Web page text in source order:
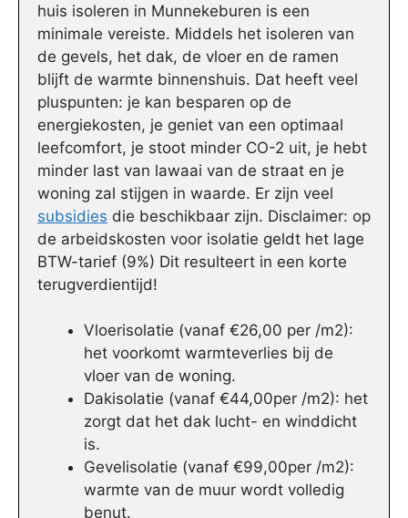
huis isoleren in Munnekeburen is een
minimale vereiste. Middels het isoleren van
de gevels, het dak, de vloer en de ramen
blijft de warmte binnenshuis. Dat heeft veel
pluspunten: je kan besparen op de
energiekosten, je geniet van een optimaal
leefcomfort, je stoot minder CO-2 uit, je hebt
minder last van lawaai van de straat en je
woning zal stijgen in waarde. Er zijn veel
subsidies die beschikbaar zijn. Disclaimer: op
de arbeidskosten voor isolatie geldt het lage
BTW-tarief (9%) Dit resulteert in een korte
terugverdientijd!
Vloerisolatie (vanaf €26,00 per /m2):
het voorkomt warmteverlies bij de
vloer van de woning.
Dakisolatie (vanaf €44,00per /m2): het
zorgt dat het dak lucht- en winddicht
is.
Gevelisolatie (vanaf €99,00per /m2):
warmte van de muur wordt volledig
benut.